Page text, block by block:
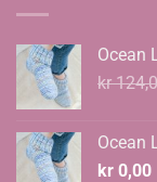
Ocean
kr
Ocean
kr 0,00